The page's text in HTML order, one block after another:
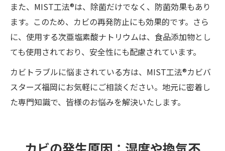
また、MIST工法®は、除菌だけでなく、防菌効果もあり
ます。このため、カビの再発防止にも効果的です。さら
に、使用する次亜塩素酸ナトリウムは、食品添加物とし
ても使用されており、安全性にも配慮されています。
カビトラブルに悩まされている方は、MIST工法®カビバ
スターズ福岡にお気軽にご相談ください。地元に密着し
た専門知識で、皆様のお悩みを解決いたします。